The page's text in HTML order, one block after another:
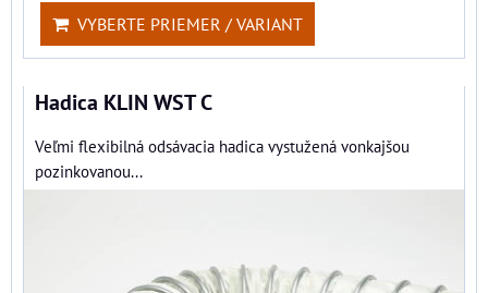
VYBERTE PRIEMER / VARIANT
Hadica KLIN WST C
Veľmi flexibilná odsávacia hadica vystužená vonkajšou
pozinkovanou...